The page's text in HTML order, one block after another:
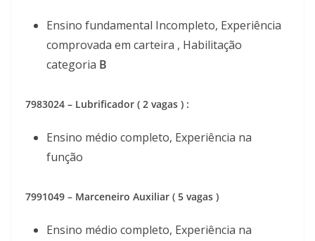
Ensino fundamental Incompleto, Experiência
comprovada em carteira , Habilitação
categoria B
7983024 – Lubrificador ( 2 vagas ) :
Ensino médio completo, Experiência na
função
7991049 – Marceneiro Auxiliar ( 5 vagas )
Ensino médio completo, Experiência na